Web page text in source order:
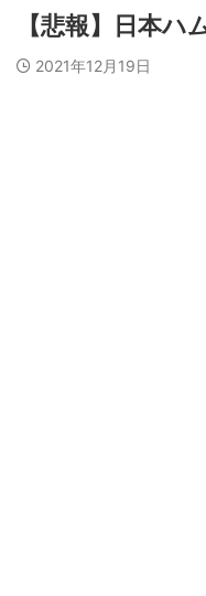
【悲報】日本ハ
2021年12月19日